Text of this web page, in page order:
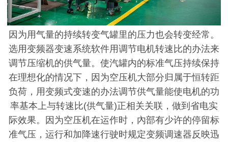
因为用气量的持续转变气罐里的压力也会转变经常。
选用变频器变速系统软件用调节电机转速比的办法来
调节压缩机的供气量。使汽罐内的标准气压持续保持
在理想化的情况下，因为空压机大部分归属于恒转距
负荷，用变频式变速的办法调节供气量能使电机的功
率基本上与转速比(供气量)正相关关联，做到省电实
际效果。因为空压机在运作时，內部有少许的停留标
准气压，运行和加降速行驶时规定变频调速器反映迅